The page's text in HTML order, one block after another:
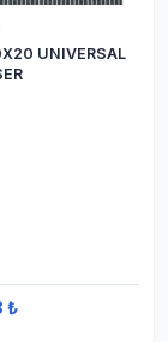
UNIVERSAL
₺